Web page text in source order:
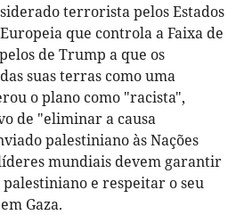
terrorista pelos Estados
que controla a Faixa de
de Trump a que os
suas terras como uma
o plano como "racista",
de "eliminar a causa
palestiniano às Nações
mundiais devem garantir
e respeitar o seu
Gaza.